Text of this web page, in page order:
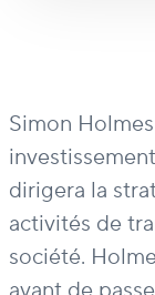
Simon
dirigera la
activités de
société.